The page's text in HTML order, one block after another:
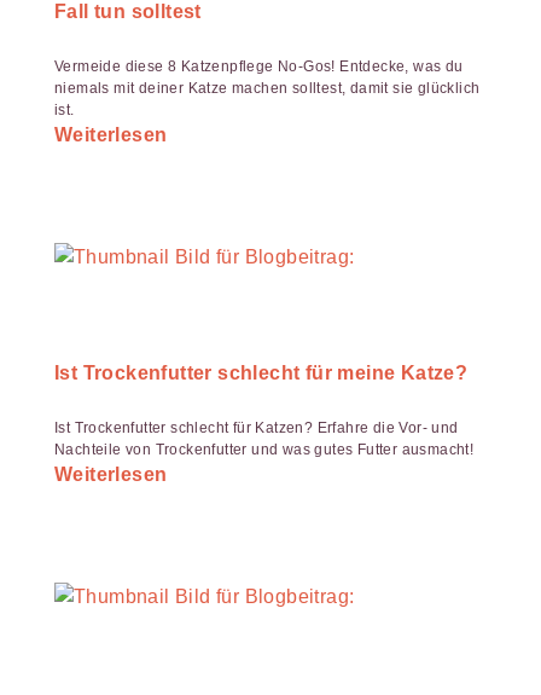
Fall tun solltest
Vermeide diese 8 Katzenpflege No-Gos! Entdecke, was du
niemals mit deiner Katze machen solltest, damit sie glücklich
ist.
Weiterlesen
Ist Trockenfutter schlecht für meine Katze?
Ist Trockenfutter schlecht für Katzen? Erfahre die Vor- und
Nachteile von Trockenfutter und was gutes Futter ausmacht!
Weiterlesen